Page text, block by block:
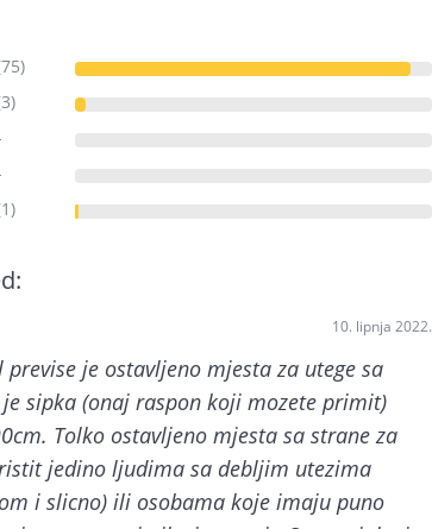
10. lipnja 2022.
previse je ostavljeno mjesta za utege sa
sipka (onaj raspon koji mozete primit)
Tolko ostavljeno mjesta sa strane za
jedino ljudima sa debljim utezima
i slicno) ili osobama koje imaju puno